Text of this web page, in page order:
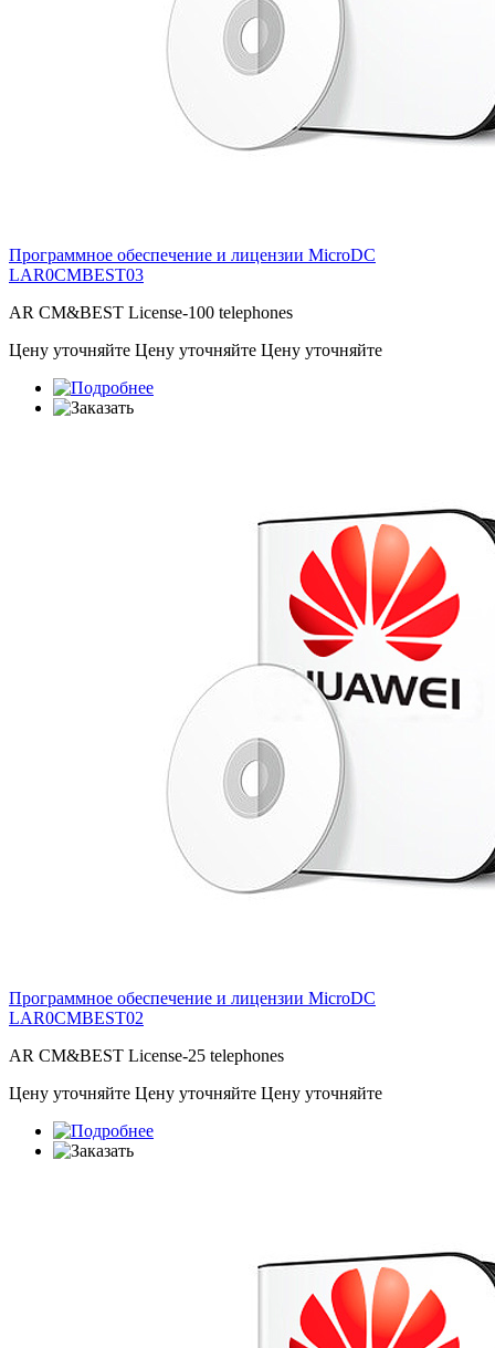
Программное обеспечение и лицензии MicroDC
LAR0CMBEST03
AR CM&BEST License-100 telephones
Цену уточняйте Цену уточняйте Цену уточняйте
Программное обеспечение и лицензии MicroDC
LAR0CMBEST02
AR CM&BEST License-25 telephones
Цену уточняйте Цену уточняйте Цену уточняйте